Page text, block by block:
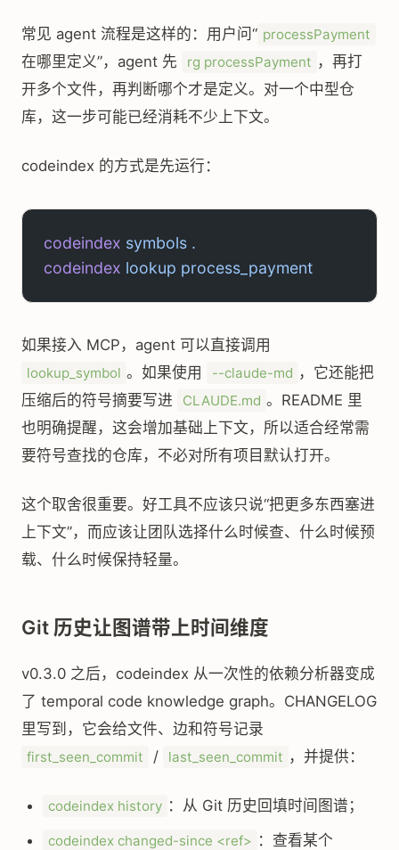
常见 agent 流程是这样的：用户问“ processPayment
在哪里定义”，agent 先 rg processPayment ，再打
开多个文件，再判断哪个才是定义。对一个中型仓
库，这一步可能已经消耗不少上下文。
codeindex 的方式是先运行：
codeindex symbols .
codeindex lookup process_payment
如果接入 MCP，agent 可以直接调用
lookup_symbol 。如果使用 --claude-md ，它还能把
压缩后的符号摘要写进
CLAUDE.md 。README 里
也明确提醒，这会增加基础上下文，所以适合经常需
要符号查找的仓库，不必对所有项目默认打开。
这个取舍很重要。好工具不应该只说“把更多东西塞进
上下文”，而应该让团队选择什么时候查、什么时候预
载、什么时候保持轻量。
Git 历史让图谱带上时间维度
v0.3.0 之后，codeindex 从一次性的依赖分析器变成
了 temporal code knowledge graph。CHANGELOG
里写到，它会给文件、边和符号记录
first_seen_commit / last_seen_commit ，并提供：
codeindex history ：从 Git 历史回填时间图谱；
codeindex changed-since <ref> ：查看某个